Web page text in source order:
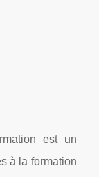
est un
à la formation